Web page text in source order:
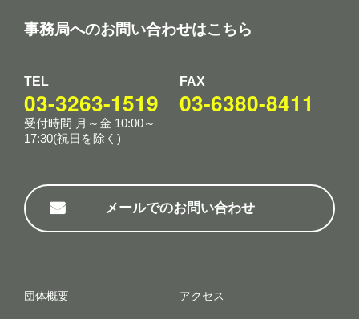
事務局へのお問い合わせはこちら
TEL
03-3263-1519
受付時間 月～金 10:00～
17:30(祝日を除く)
FAX
03-6380-8411
メールでのお問い合わせ
団体概要 アクセス